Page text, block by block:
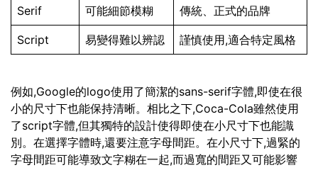
Serif 可能細節模糊 傳統、正式的品牌
Script 易變得難以辨認 謹慎使用,適合特定風格
例如,Google的logo使用了簡潔的sans-serif字體,即使在很
小的尺寸下也能保持清晰。相比之下,Coca-Cola雖然使用
了script字體,但其獨特的設計使得即使在小尺寸下也能識
別。在選擇字體時,還要注意字母間距。在小尺寸下,過緊的
字母間距可能導致文字糊在一起,而過寬的間距又可能影響